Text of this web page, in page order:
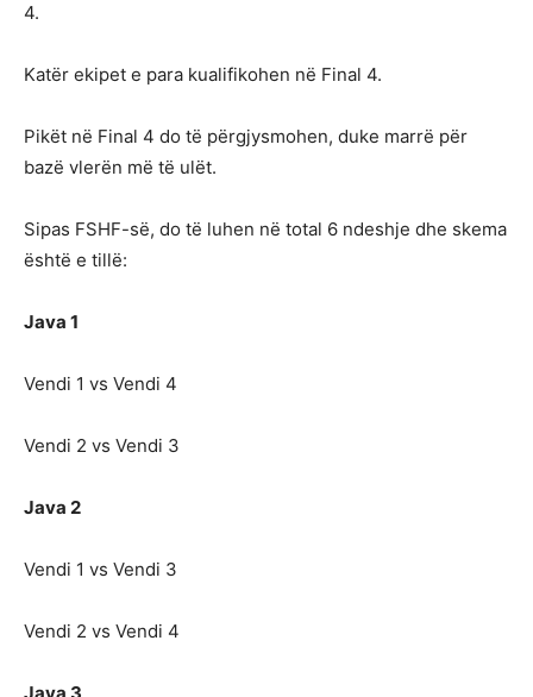
4.
Katër ekipet e para kualifikohen në Final 4.
Pikët në Final 4 do të përgjysmohen, duke marrë për
bazë vlerën më të ulët.
Sipas FSHF-së, do të luhen në total 6 ndeshje dhe skema
është e tillë:
Java 1
Vendi 1 vs Vendi 4
Vendi 2 vs Vendi 3
Java 2
Vendi 1 vs Vendi 3
Vendi 2 vs Vendi 4